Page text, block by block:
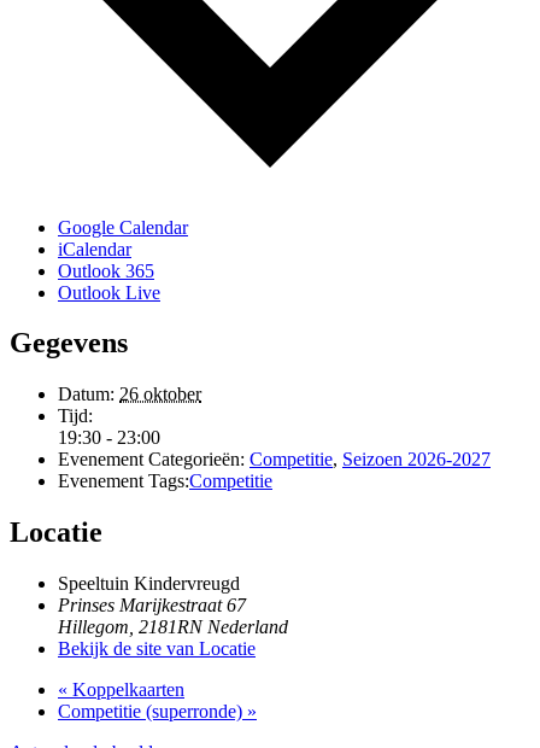
Google Calendar
iCalendar
Outlook 365
Outlook Live
Gegevens
Datum: 26 oktober
Tijd:
19:30 - 23:00
Evenement Categorieën: Competitie, Seizoen 2026-2027
Evenement Tags:Competitie
Locatie
Speeltuin Kindervreugd
Prinses Marijkestraat 67
Hillegom 2181RN Nederland
Bekijk de site van Locatie
« Koppelkaarten
Competitie (superronde) »